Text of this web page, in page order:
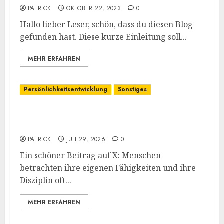
In eigener Sache
Augsburg, und Andy… (Bitte lesen)
MM und Feel Different Methoden im
Praxistest, bis heute. Wie effektiv
Aus dem MM Prozess: Erfahrungen
bitte
JUNI 24, 2026 0
Sonstiges
Kurz zum Dienstag: LOL
PATRICK OKTOBER 22, 2023 0
Hallo lieber Leser, schön, dass du diesen Blog
gefunden hast. Diese kurze Einleitung soll...
MEHR ERFAHREN
Persönlichkeitsentwicklung Sonstiges
PATRICK JULI 29, 2026 0
Ein schöner Beitrag auf X: Menschen
betrachten ihre eigenen Fähigkeiten und ihre
Disziplin oft...
MEHR ERFAHREN